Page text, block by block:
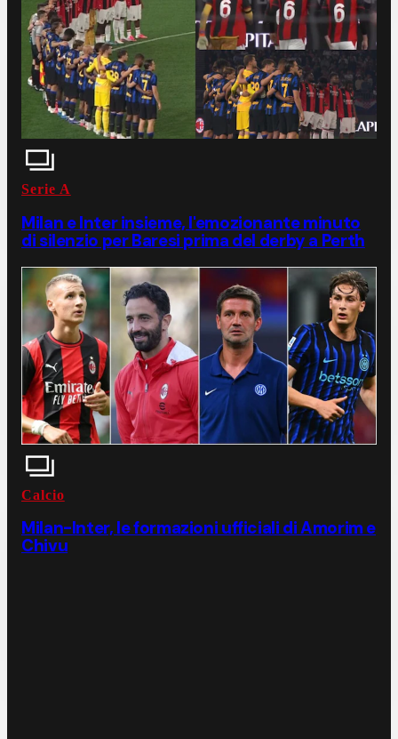
Serie A
Milan e Inter insieme, l'emozionante minuto
di silenzio per Baresi prima del derby a Perth
Calcio
Milan-Inter, le formazioni ufficiali di Amorim e
Chivu